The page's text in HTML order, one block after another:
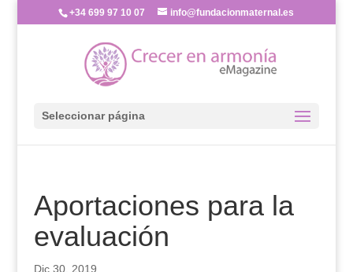
+34 699 97 10 07 info@fundacionmaternal.es
Seleccionar página
Aportaciones para la
evaluación
Dic 30, 2019